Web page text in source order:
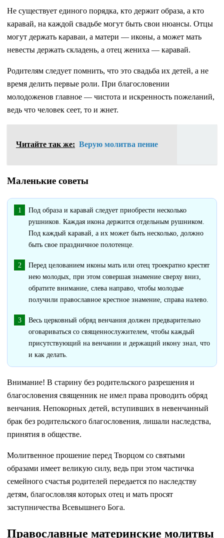
Не существует единого порядка, кто держит образа, а кто
каравай, на каждой свадьбе могут быть свои нюансы. Отцы
могут держать караваи, а матери — иконы, а может мать
невесты держать складень, а отец жениха — каравай.
Родителям следует помнить, что это свадьба их детей, а не
время делить первые роли. При благословении
молодоженов главное — чистота и искренность пожеланий,
ведь что человек сеет, то и жнет.
Читайте так же: Верую молитва пение
Маленькие советы
Под образа и каравай следует приобрести несколько
рушников. Каждая икона держится отдельным рушником.
Под каждый каравай, а их может быть несколько, должно
быть свое праздничное полотенце.
Перед целованием иконы мать или отец троекратно крестят
нею молодых, при этом совершая знамение сверху вниз,
обратите внимание, слева направо, чтобы молодые
получили православное крестное знамение, справа налево.
Весь церковный обряд венчания должен предварительно
оговариваться со священнослужителем, чтобы каждый
присутствующий на венчании и держащий икону знал, что
и как делать.
Внимание! В старину без родительского разрешения и
благословения священник не имел права проводить обряд
венчания. Непокорных детей, вступивших в невенчанный
брак без родительского благословения, лишали наследства,
принятия в обществе.
Молитвенное прошение перед Творцом со святыми
образами имеет великую силу, ведь при этом частичка
семейного счастья родителей передается по наследству
детям, благословляя которых отец и мать просят
заступничества Всевышнего Бога.
Православные материнские молитвы